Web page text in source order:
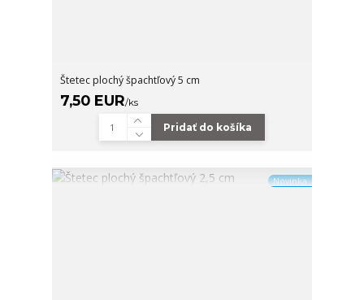
Štetec plochý špachtľový 5 cm
7,50 EUR/ks
Pridať do košíka
Novinka